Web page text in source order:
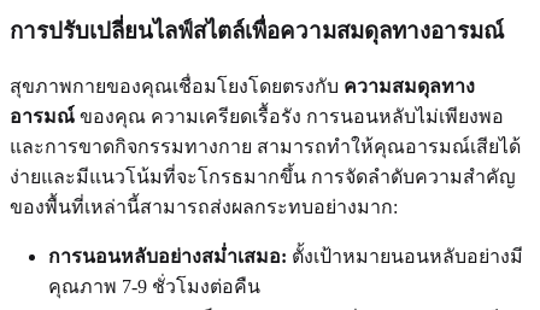
การปรับเปลี่ยนไลฟ์สไตล์เพื่อความสมดุลทางอารมณ์
สุขภาพกายของคุณเชื่อมโยงโดยตรงกับ ความสมดุลทาง
อารมณ์ ของคุณ ความเครียดเรื้อรัง การนอนหลับไม่เพียงพอ
และการขาดกิจกรรมทางกาย สามารถทำให้คุณอารมณ์เสียได้
ง่ายและมีแนวโน้มที่จะโกรธมากขึ้น การจัดลำดับความสำคัญ
ของพื้นที่เหล่านี้สามารถส่งผลกระทบอย่างมาก:
การนอนหลับอย่างสม่ำเสมอ: ตั้งเป้าหมายนอนหลับอย่างมี
คุณภาพ 7-9 ชั่วโมงต่อคืน